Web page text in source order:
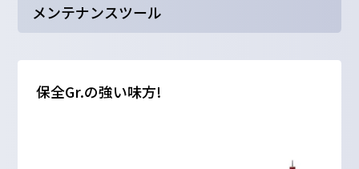
メンテナンスツール
保全Gr.の強い味方!